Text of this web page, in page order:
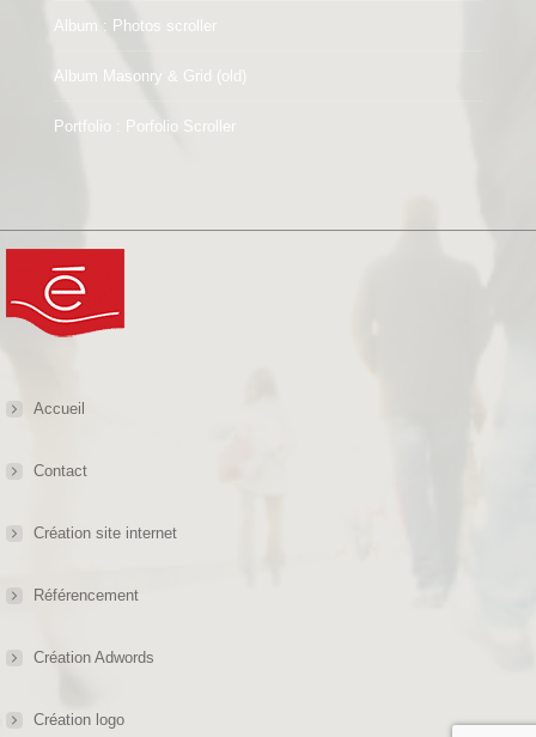
Album : Photos scroller
Album Masonry & Grid (old)
Portfolio : Porfolio Scroller
Accueil
Contact
Création site internet
Référencement
Création Adwords
Création logo